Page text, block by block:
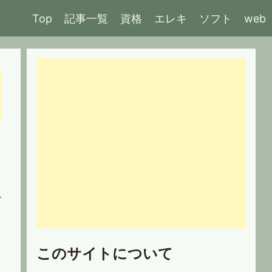
Top 記事一覧 資格 エレキ ソフト web
このサイトについて